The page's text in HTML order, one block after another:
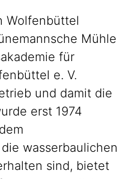
Wolfenbüttel
Mühle
für
e. V.
und damit die
erst 1974
wasserbaulichen
sind, bietet